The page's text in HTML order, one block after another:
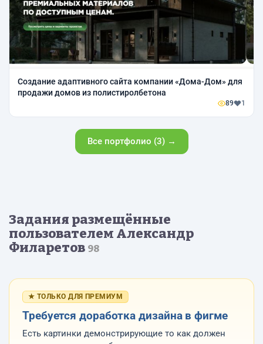
Создание адаптивного сайта компании «Дома-Дом» для
продажи домов из полистиролбетона
89 1
Все портфолио (3) →
Задания размещённые
пользователем Александр
Филаретов 98
★ ТОЛЬКО ДЛЯ ПРЕМИУМ
Требуется доработка дизайна в фигме
Есть картинки демонстрирующие то как должен